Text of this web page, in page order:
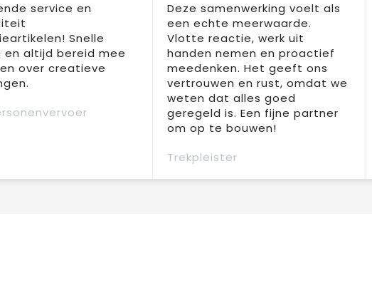
service en
Snelle
en altijd bereid mee
over creatieve
Deze samenwerking voelt als
een echte meerwaarde.
Vlotte reactie, werk uit
handen nemen en proactief
meedenken. Het geeft ons
vertrouwen en rust, omdat we
weten dat alles goed
geregeld is. Een fijne partner
om op te bouwen!
Trekpleister